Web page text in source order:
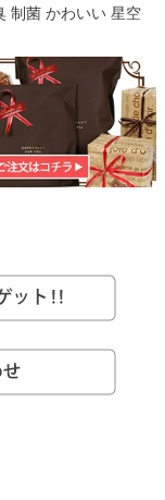
制菌 かわいい 星空